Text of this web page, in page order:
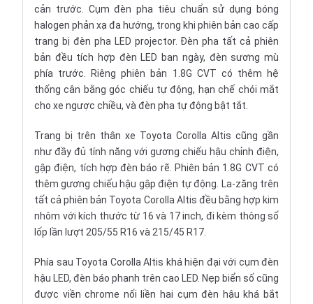
cản trước. Cụm đèn pha tiêu chuẩn sử dụng bóng
halogen phản xạ đa hướng, trong khi phiên bản cao cấp
trang bị đèn pha LED projector. Đèn pha tất cả phiên
bản đều tích hợp đèn LED ban ngày, đèn sương mù
phía trước. Riêng phiên bản 1.8G CVT có thêm hệ
thống cân bằng góc chiếu tự động, hạn chế chói mắt
cho xe ngược chiều, và đèn pha tự động bật tắt.
Trang bị trên thân xe Toyota Corolla Altis cũng gần
như đầy đủ tính năng với gương chiếu hậu chỉnh điện,
gập điện, tích hợp đèn báo rẽ. Phiên bản 1.8G CVT có
thêm gương chiếu hậu gập điện tự động. La-zăng trên
tất cả phiên bản Toyota Corolla Altis đều bằng hợp kim
nhôm với kích thước từ 16 và 17 inch, đi kèm thông số
lốp lần lượt 205/55 R16 và 215/45 R17.
Phía sau Toyota Corolla Altis khá hiện đại với cụm đèn
hậu LED, đèn báo phanh trên cao LED. Nẹp biển số cũng
được viền chrome nối liền hai cụm đèn hậu khá bắt